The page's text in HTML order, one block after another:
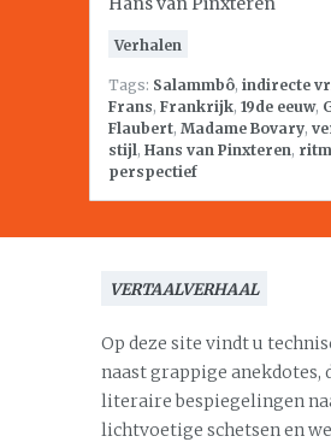
Verhalen
Tags: Salammbô, indirecte
Frans, Frankrijk, 19de eeuw,
Flaubert, Madame Bovary,
stijl, Hans van Pinxteren,
perspectief
VERTAALVERHAAL
Op deze site vindt u
naast grappige anekdotes,
literaire bespiegelingen
lichtvoetige schetsen en